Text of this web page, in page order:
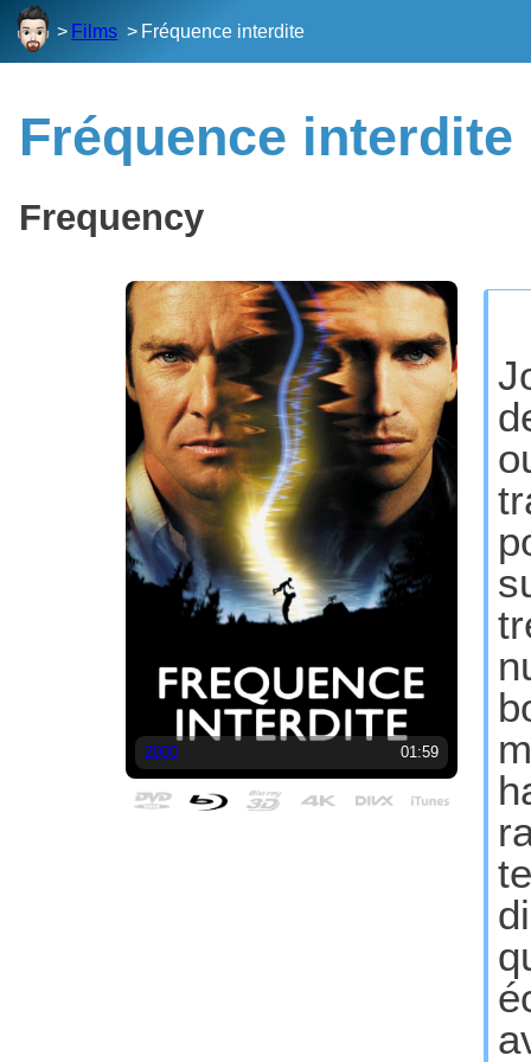
Films Fréquence interdite
Fréquence interdite
Frequency
2000 01:59